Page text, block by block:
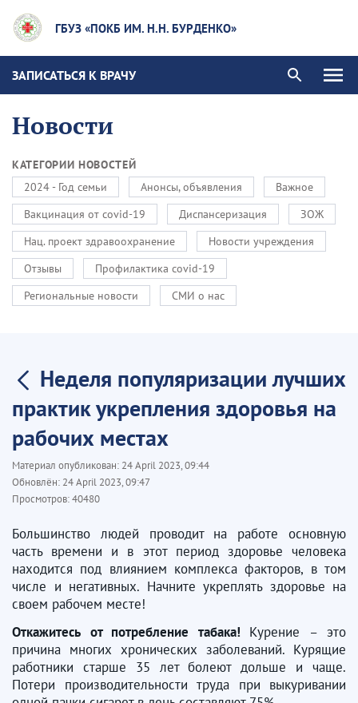
ГБУЗ «ПОКБ ИМ. Н.Н. БУРДЕНКО»
ЗАПИСАТЬСЯ К ВРАЧУ
Новости
КАТЕГОРИИ НОВОСТЕЙ
2024 - Год семьи
Анонсы, объявления
Важное
Вакцинация от covid-19
Диспансеризация
ЗОЖ
Нац. проект здравоохранение
Новости учреждения
Отзывы
Профилактика covid-19
Региональные новости
СМИ о нас
Неделя популяризации лучших
практик укрепления здоровья на
рабочих местах
Материал опубликован: 24 April 2023, 09:44
Обновлён: 24 April 2023, 09:47
Просмотров:40480
Большинство людей проводит на работе основную
часть времени и в этот период здоровье человека
находится под влиянием комплекса факторов, в том
числе и негативных. Начните укреплять здоровье на
своем рабочем месте!
Откажитесь от потребление табака! Курение – это
причина многих хронических заболеваний. Курящие
работники старше 35 лет болеют дольше и чаще.
Потери производительности труда при выкуривании